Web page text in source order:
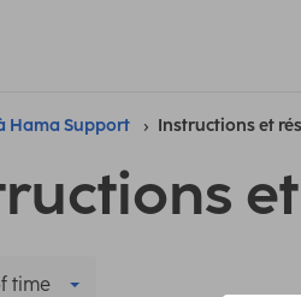
Hama Support Instructions et
time